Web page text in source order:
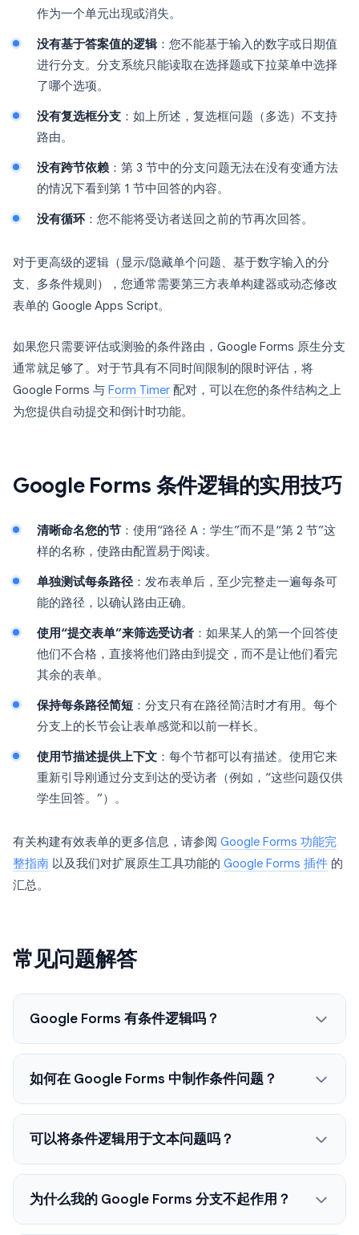
作为一个单元出现或消失。
没有基于答案值的逻辑：您不能基于输入的数字或日期值
进行分支。分支系统只能读取在选择题或下拉菜单中选择
了哪个选项。
没有复选框分支 ：如上所述，复选框问题（多选）不支持
路由。
没有跨节依赖 ：第 3 节中的分支问题无法在没有变通方法
的情况下看到第 1 节中回答的内容。
没有循环：您不能将受访者送回之前的节再次回答。
对于更高级的逻辑（显示/隐藏单个问题、基于数字输入的分
支、多条件规则），您通常需要第三方表单构建器或动态修改
表单的 Google Apps Script。
如果您只需要评估或测验的条件路由，Google Forms 原生分支
通常就足够了。对于节具有不同时间限制的限时评估，将
Google Forms 与 Form Timer 配对，可以在您的条件结构之上
为您提供自动提交和倒计时功能。
Google Forms 条件逻辑的实用技巧
清晰命名您的节 ：使用“路径 A：学生”而不是“第 2 节”这
样的名称，使路由配置易于阅读。
单独测试每条路径：发布表单后，至少完整走一遍每条可
能的路径，以确认路由正确。
使用“提交表单”来筛选受访者 ：如果某人的第一个回答使
他们不合格，直接将他们路由到提交，而不是让他们看完
其余的表单。
保持每条路径简短 ：分支只有在路径简洁时才有用。每个
分支上的长节会让表单感觉和以前一样长。
使用节描述提供上下文 ：每个节都可以有描述。使用它来
重新引导刚通过分支到达的受访者（例如，“这些问题仅供
学生回答。”）。
有关构建有效表单的更多信息，请参阅 Google Forms 功能完
整指南 以及我们对扩展原生工具功能的 Google Forms 插件 的
汇总。
常见问题解答
Google Forms 有条件逻辑吗？
如何在 Google Forms 中制作条件问题？
可以将条件逻辑用于文本问题吗？
为什么我的 Google Forms 分支不起作用？